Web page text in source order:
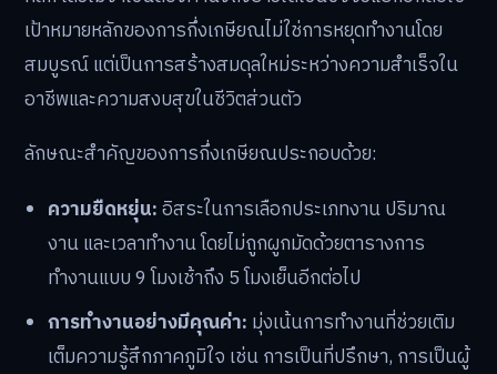
เป้าหมายหลักของการกึ่งเกษียณไม่ใช่การหยุดทำงานโดย
สมบูรณ์ แต่เป็นการสร้างสมดุลใหม่ระหว่างความสำเร็จใน
อาชีพและความสงบสุขในชีวิตส่วนตัว
ลักษณะสำคัญของการกึ่งเกษียณประกอบด้วย:
ความยืดหยุ่น:อิสระในการเลือกประเภทงาน ปริมาณ
งาน และเวลาทำงาน โดยไม่ถูกผูกมัดด้วยตารางการ
ทำงานแบบ 9 โมงเช้าถึง 5 โมงเย็นอีกต่อไป
การทำงานอย่างมีคุณค่า: มุ่งเน้นการทำงานที่ช่วยเติม
เต็มความรู้สึกภาคภูมิใจ เช่น การเป็นที่ปรึกษา, การเป็นผู้